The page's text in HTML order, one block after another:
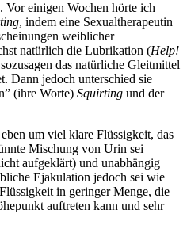
Vor einigen Wochen hörte ich
, indem eine Sexualtherapeutin
weiblicher
natürlich die Lubrikation (Help!
das natürliche Gleitmittel
Dann jedoch unterschied sie
(ihre Worte) Squirting und der
um viel klare Flüssigkeit, das
Mischung von Urin sei
aufgeklärt) und unabhängig
Ejakulation jedoch sei wie
in geringer Menge, die
auftreten kann und sehr